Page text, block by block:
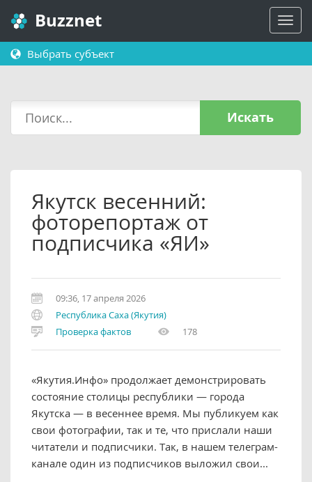
Buzznet
Выбрать субъект
Искать
Якутск весенний:
фоторепортаж от
подписчика «ЯИ»
09:36, 17 апреля 2026
Республика Саха (Якутия)
Проверка фактов
178
«Якутия.Инфо» продолжает демонстрировать
состояние столицы республики — города
Якутска — в весеннее время. Мы публикуем как
свои фотографии, так и те, что прислали наши
читатели и подписчики. Так, в нашем телеграм-
канале один из подписчиков выложил свои...